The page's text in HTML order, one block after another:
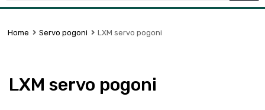
Home Servo pogoni LXM servo pogoni
LXM servo pogoni